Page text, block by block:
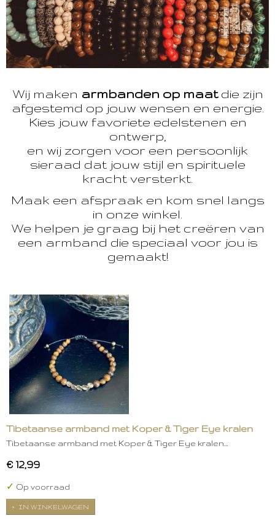
Wij maken armbanden op maatdie zijn
afgestemd op jouw wensen en energie.
Kies jouw favoriete edelstenen en
ontwerp,
en wij zorgen voor een persoonlijk
sieraad dat jouw stijl en spirituele
kracht versterkt.
Maak een afspraak en kom snel langs
in onze winkel.
We helpen je graag bij het creëren van
een armband die speciaal voor jou is
gemaakt!
Tibetaanse armband met Koper & Tiger Eye kralen
Tibetaanse armband met Koper & Tiger Eye kralen…
€ 12,99
✓ Op voorraad
IN WINKELWAGEN